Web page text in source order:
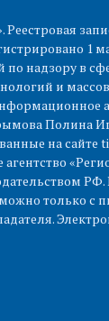
Реестровая
1
надзору в
и
Полина
на сайте
только с